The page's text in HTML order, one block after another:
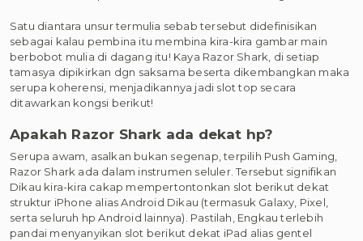
Satu diantara unsur termulia sebab tersebut didefinisikan
sebagai kalau pembina itu membina kira-kira gambar main
berbobot mulia di dagang itu! Kaya Razor Shark, di setiap
tamasya dipikirkan dgn saksama beserta dikembangkan maka
serupa koherensi, menjadikannya jadi slot top secara
ditawarkan kongsi berikut!
Apakah Razor Shark ada dekat hp?
Serupa awam, asalkan bukan segenap, terpilih Push Gaming,
Razor Shark ada dalam instrumen seluler. Tersebut signifikan
Dikau kira-kira cakap mempertontonkan slot berikut dekat
struktur iPhone alias Android Dikau (termasuk Galaxy, Pixel,
serta seluruh hp Android lainnya). Pastilah, Engkau terlebih
pandai menyanyikan slot berikut dekat iPad alias gentel